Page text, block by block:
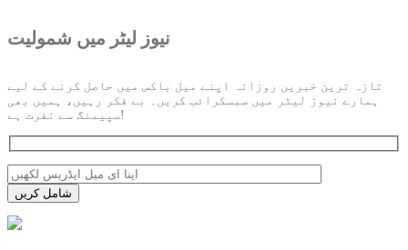
نیوز لیٹر میں شمولیت
تازہ ترین خبریں روزانہ اپنے میل باکس میں حاصل کرنے کے لیے
ہمارے نیوز لیٹر میں سبسکرائب کریں۔ بے فکر رہیں، ہمیں بھی
سپیمنگ سے نفرت ہے!